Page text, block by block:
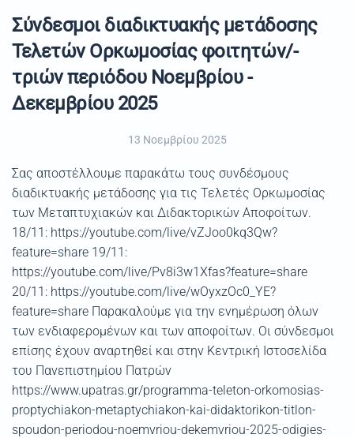
Σύνδεσμοι διαδικτυακής μετάδοσης
Τελετών Ορκωμοσίας φοιτητών/-
τριών περιόδου Νοεμβρίου -
Δεκεμβρίου 2025
13 Νοεμβρίου 2025
Σας αποστέλλουμε παρακάτω τους συνδέσμους
διαδικτυακής μετάδοσης για τις Τελετές Ορκωμοσίας
των Μεταπτυχιακών και Διδακτορικών Αποφοίτων.
18/11: https://youtube.com/live/vZJoo0kq3Qw?
feature=share 19/11:
https://youtube.com/live/Pv8i3w1Xfas?feature=share
20/11: https://youtube.com/live/wOyxzOc0_YE?
feature=share Παρακαλούμε για την ενημέρωση όλων
των ενδιαφερομένων και των αποφοίτων. Οι σύνδεσμοι
επίσης έχουν αναρτηθεί και στην Κεντρική Ιστοσελίδα
του Πανεπιστημίου Πατρών
https://www.upatras.gr/programma-teleton-orkomosias-
proptychiakon-metaptychiakon-kai-didaktorikon-titlon-
spoudon-periodou-noemvriou-dekemvriou-2025-odigies-